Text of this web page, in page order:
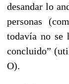
desandar lo
personas
todavía no se
concluido”
O).